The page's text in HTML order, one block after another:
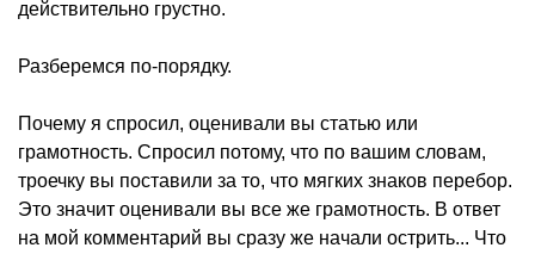
действительно грустно.
Разберемся по-порядку.
Почему я спросил, оценивали вы статью или
грамотность. Спросил потому, что по вашим словам,
троечку вы поставили за то, что мягких знаков перебор.
Это значит оценивали вы все же грамотность. В ответ
на мой комментарий вы сразу же начали острить... Что